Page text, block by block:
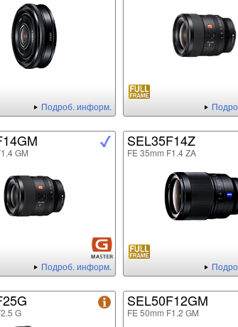
Подроб. информ.
GM
Подроб. информ.
SEL35F14Z
FE 35mm F1.4 ZA
G
SEL50F12GM
FE 50mm F1.2 GM